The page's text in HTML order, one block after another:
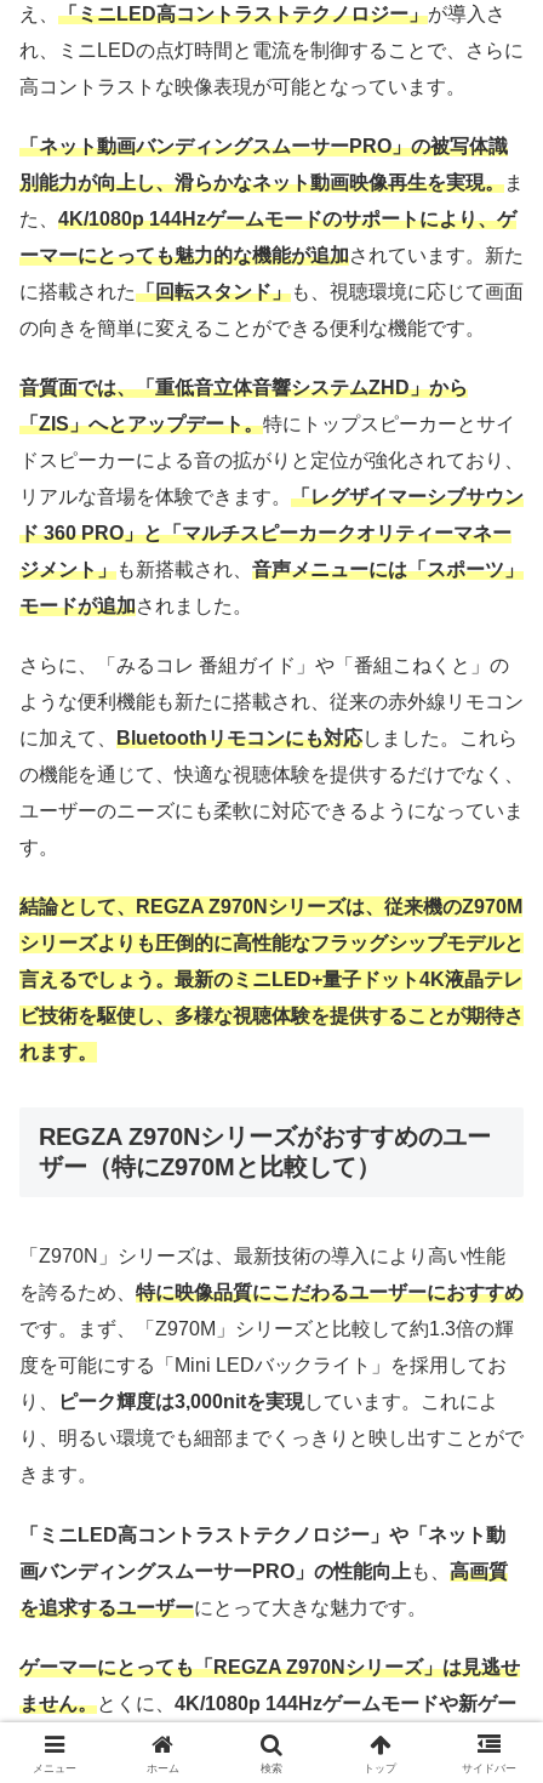
え、 「ミニLED高コントラストテクノロジー」が導入さ
れ、ミニLEDの点灯時間と電流を制御することで、さらに
高コントラストな映像表現が可能となっています。
「ネット動画バンディングスムーサーPRO」の被写体識
別能力が向上し、滑らかなネット動画映像再生を実現。ま
た、 4K/1080p 144Hzゲームモードのサポートにより、ゲ
ーマーにとっても魅力的な機能が追加されています。新た
に搭載された「回転スタンド」も、視聴環境に応じて画面
の向きを簡単に変えることができる便利な機能です。
音質面では、「重低音立体音響システムZHD」から
「ZIS」へとアップデート。特にトップスピーカーとサイ
ドスピーカーによる音の拡がりと定位が強化されており、
リアルな音場を体験できます。 「レグザイマーシブサウン
ド 360 PRO」と「マルチスピーカークオリティーマネー
ジメント」も新搭載され、 音声メニューには「スポーツ」
モードが追加されました。
さらに、「みるコレ 番組ガイド」や「番組こねくと」の
ような便利機能も新たに搭載され、従来の赤外線リモコン
に加えて、 Bluetoothリモコンにも対応しました。これら
の機能を通じて、快適な視聴体験を提供するだけでなく、
ユーザーのニーズにも柔軟に対応できるようになっていま
す。
結論として、REGZA Z970Nシリーズは、従来機のZ970M
シリーズよりも圧倒的に高性能なフラッグシップモデルと
言えるでしょう。最新のミニLED+量子ドット4K液晶テレ
ビ技術を駆使し、多様な視聴体験を提供することが期待さ
れます。
REGZA Z970Nシリーズがおすすめのユー
ザー（特にZ970Mと比較して）
「Z970N」シリーズは、最新技術の導入により高い性能
を誇るため、 特に映像品質にこだわるユーザーにおすすめ
です。まず、「Z970M」シリーズと比較して約1.3倍の輝
度を可能にする「Mini LEDバックライト」を採用してお
り、
ピーク輝度は3,000nitを実現しています。これによ
り、明るい環境でも細部までくっきりと映し出すことがで
きます。
「ミニLED高コントラストテクノロジー」や「ネット動
画バンディングスムーサーPRO」の性能向上 も、 高画質
を追求するユーザーにとって大きな魅力です。
ゲーマーにとっても「REGZA Z970Nシリーズ」は見逃せ
ません。とくに、 4K/1080p 144Hzゲームモードや新ゲー
ミングメニューの搭載により、高速で滑らかな映像表現が
可能です。
これにより、アクションゲームやスポーツゲー
メニュー ホーム 検索 トップ サイドバー